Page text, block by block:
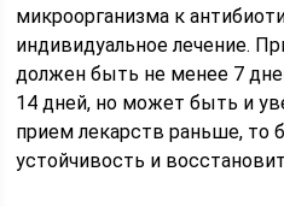
микроорганизма к
индивидуальное лечение.
должен быть не менее 7
14 дней, но может быть и
прием лекарств раньше, то
устойчивость и